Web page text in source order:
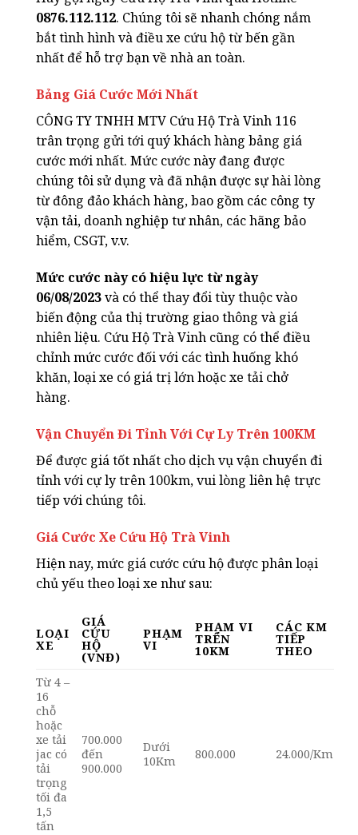
0876.112.112. Chúng tôi sẽ nhanh chóng nắm
bắt tình hình và điều xe cứu hộ từ bến gần
nhất để hỗ trợ bạn về nhà an toàn.
Bảng Giá Cước Mới Nhất
CÔNG TY TNHH MTV Cứu Hộ Trà Vinh 116
trân trọng gửi tới quý khách hàng bảng giá
cước mới nhất. Mức cước này đang được
chúng tôi sử dụng và đã nhận được sự hài lòng
từ đông đảo khách hàng, bao gồm các công ty
vận tải, doanh nghiệp tư nhân, các hãng bảo
hiểm, CSGT, v.v.
Mức cước này có hiệu lực từ ngày
06/08/2023và có thể thay đổi tùy thuộc vào
biến động của thị trường giao thông và giá
nhiên liệu. Cứu Hộ Trà Vinh cũng có thể điều
chỉnh mức cước đối với các tình huống khó
khăn, loại xe có giá trị lớn hoặc xe tải chở
hàng.
Vận Chuyển Đi Tỉnh Với Cự Ly Trên 100KM
Để được giá tốt nhất cho dịch vụ vận chuyển đi
tỉnh với cự ly trên 100km, vui lòng liên hệ trực
tiếp với chúng tôi.
Giá Cước Xe Cứu Hộ Trà Vinh
Hiện nay, mức giá cước cứu hộ được phân loại
chủ yếu theo loại xe như sau:
LOẠI
XE
GIÁ
CỨU
HỘ
(VNĐ)
PHẠM
VI
PHẠM VI
TRÊN
10KM
CÁC KM
TIẾP
THEO
Từ 4 –
16
chỗ
hoặc
xe tải
jac có
tải
trọng
tối đa
1,5
tấn
700.000
đến
900.000
Dưới
10Km
800.000 24.000/Km